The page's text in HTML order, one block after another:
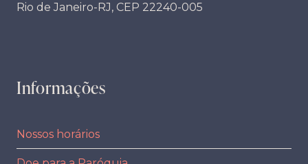
Rio de Janeiro-RJ, CEP 22240-005
Informações
Nossos horários